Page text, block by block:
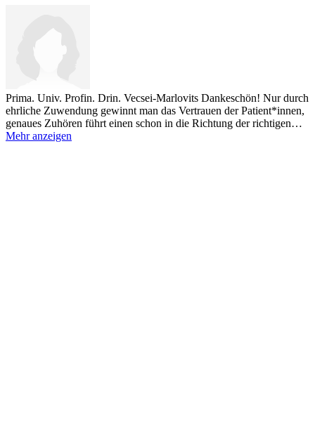
Prima. Univ. Profin. Drin. Vecsei-Marlovits Dankeschön! Nur durch
ehrliche Zuwendung gewinnt man das Vertrauen der Patient*innen,
genaues Zuhören führt einen schon in die Richtung der richtigen…
Mehr anzeigen